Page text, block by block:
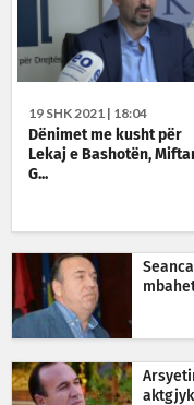
19 SHK 2021 | 18:04
Dënimet me kusht për
Lekaj e Bashotën,
G...